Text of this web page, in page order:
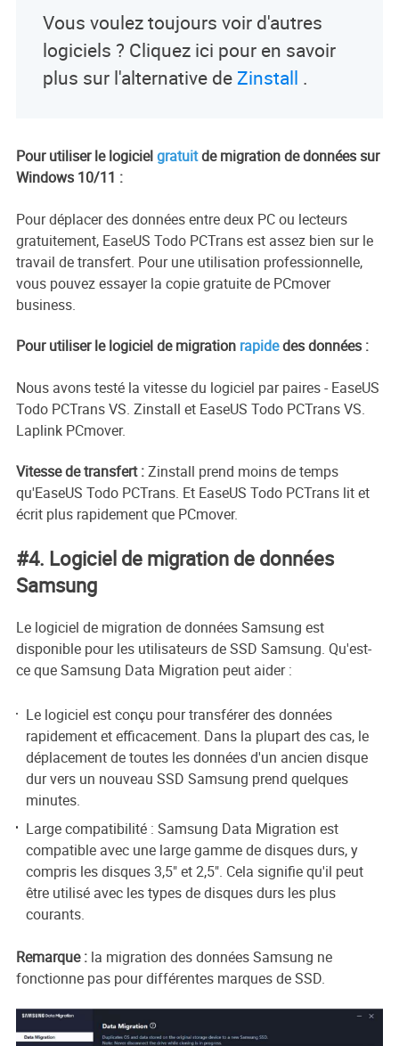
Vous voulez toujours voir d'autres
logiciels ? Cliquez ici pour en savoir
plus sur l'alternative deZinstall .
Pour utiliser le logicielgratuitde migration de données sur
Windows 10/11 :
Pour déplacer des données entre deux PC ou lecteurs
gratuitement, EaseUS Todo PCTrans est assez bien sur le
travail de transfert. Pour une utilisation professionnelle,
vous pouvez essayer la copie gratuite de PCmover
business.
Pour utiliser le logiciel de migration rapidedes données :
Nous avons testé la vitesse du logiciel par paires - EaseUS
Todo PCTrans VS. Zinstall et EaseUS Todo PCTrans VS.
Laplink PCmover.
Vitesse de transfert :Zinstall prend moins de temps
qu'EaseUS Todo PCTrans. Et EaseUS Todo PCTrans lit et
écrit plus rapidement que PCmover.
#4. Logiciel de migration de données
Samsung
Le logiciel de migration de données Samsung est
disponible pour les utilisateurs de SSD Samsung. Qu'est-
ce que Samsung Data Migration peut aider :
Le logiciel est conçu pour transférer des données
rapidement et efficacement. Dans la plupart des cas, le
déplacement de toutes les données d'un ancien disque
dur vers un nouveau SSD Samsung prend quelques
minutes.
Large compatibilité : Samsung Data Migration est
compatible avec une large gamme de disques durs, y
compris les disques 3,5" et 2,5". Cela signifie qu'il peut
être utilisé avec les types de disques durs les plus
courants.
Remarque :la migration des données Samsung ne
fonctionne pas pour différentes marques de SSD.